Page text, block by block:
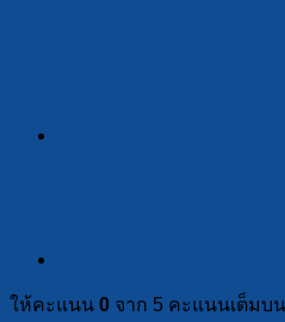
ให้คะแนน 0 จาก 5 คะแนนเต็มบน